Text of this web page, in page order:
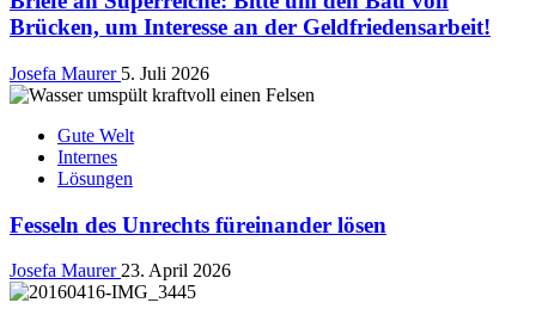
Brücken, um Interesse an der Geldfriedensarbeit!
Josefa Maurer 5. Juli 2026
Gute Welt
Internes
Lösungen
Fesseln des Unrechts füreinander lösen
Josefa Maurer23. April 2026